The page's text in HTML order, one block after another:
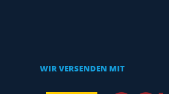
WIR VERSENDEN MIT